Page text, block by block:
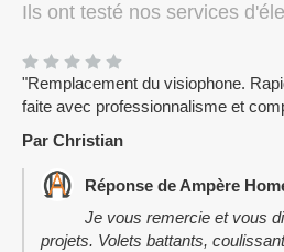
Ils ont testé nos services
"Remplacement du visiophone.
faite avec professionnalisme et
Par Christian
Réponse de Ampère
Je vous remercie et vous
projets. Volets battants,